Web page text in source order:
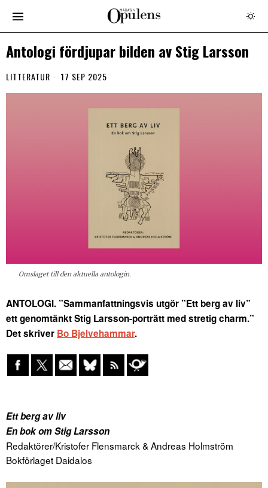
Antologi fördjupar bilden av Stig Larsson
LITTERATUR 17 SEP 2025
Omslaget till den aktuella antologin.
ANTOLOGI. ”Sammanfattningsvis utgör ”Ett berg av liv”
ett genomtänkt Stig Larsson-porträtt med stretig charm.”
Det skriver Bo Bjelvehammar.
Ett berg av liv
En bok om Stig Larsson
Redaktörer/Kristofer Flensmarck & Andreas Holmström
Bokförlaget Daidalos